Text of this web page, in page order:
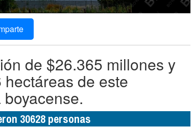
de $26.365 millones y
de este
30628 personas